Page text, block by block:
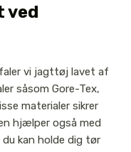
ved
vi jagttøj lavet af
såsom Gore-Tex,
materialer sikrer
hjælper også med
kan holde dig tør